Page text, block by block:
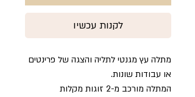
לקנות עכשיו
מתלה עץ מגנטי לתליה והצגה של פרינטים
או עבודות שונות.
המתלה מורכב מ-2 זוגות מקלות